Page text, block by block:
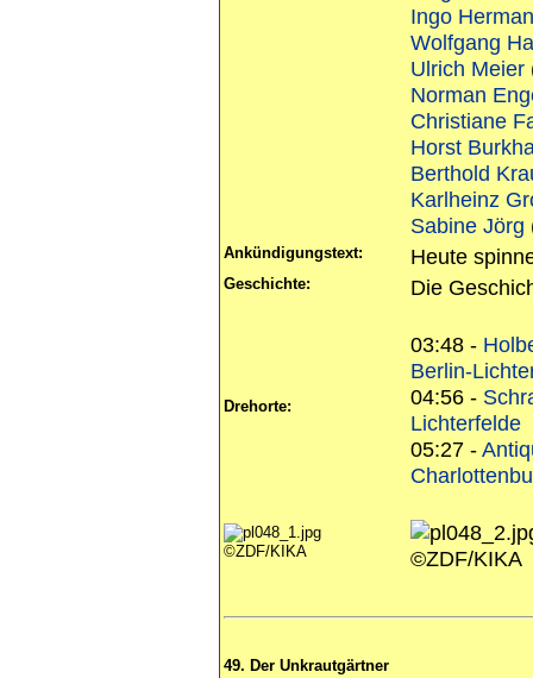
Ingo
Wolfgang
Ulrich Meier
Norman
Christiane
Horst
Berthold
Karlheinz
Sabine Jörg
Ankündigungstext: Heute
Geschichte: Die
Drehorte:
03:48 -
Berlin-
04:56 -
Lichterfelde
05:27 -
©ZDF/KIKA ©ZDF/KIKA
49. Der Unkrautgärtner